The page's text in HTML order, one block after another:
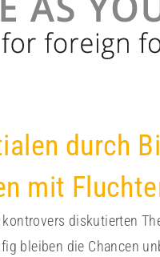
durch
mit
diskutierten
bleiben die Chancen